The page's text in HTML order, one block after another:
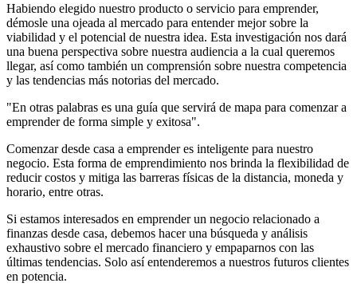
Habiendo elegido nuestro producto o servicio para emprender,
démosle una ojeada al mercado para entender mejor sobre la
viabilidad y el potencial de nuestra idea. Esta investigación nos dará
una buena perspectiva sobre nuestra audiencia a la cual queremos
llegar, así como también un comprensión sobre nuestra competencia
y las tendencias más notorias del mercado.
"En otras palabras es una guía que servirá de mapa para comenzar a
emprender de forma simple y exitosa".
Comenzar desde casa a emprender es inteligente para nuestro
negocio. Esta forma de emprendimiento nos brinda la flexibilidad de
reducir costos y mitiga las barreras físicas de la distancia, moneda y
horario, entre otras.
Si estamos interesados en emprender un negocio relacionado a
finanzas desde casa, debemos hacer una búsqueda y análisis
exhaustivo sobre el mercado financiero y empaparnos con las
últimas tendencias. Solo así entenderemos a nuestros futuros clientes
en potencia.